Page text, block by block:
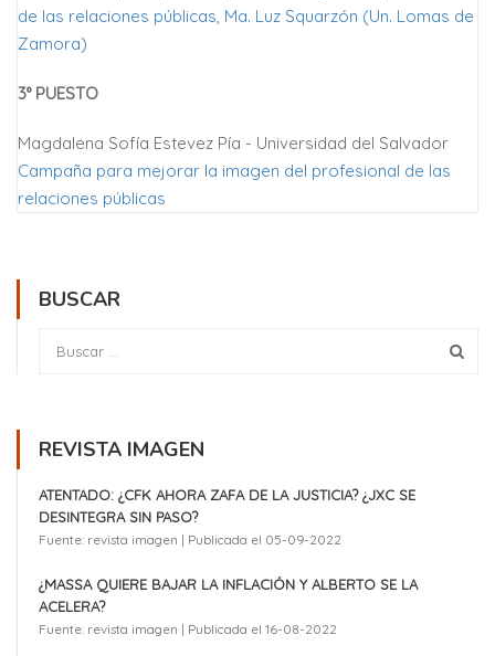
de las relaciones públicas, Ma. Luz Squarzón (Un. Lomas de
Zamora)
3° PUESTO
Magdalena Sofía Estevez Pía - Universidad del Salvador
Campaña para mejorar la imagen del profesional de las
relaciones públicas
BUSCAR
REVISTA IMAGEN
ATENTADO: ¿CFK AHORA ZAFA DE LA JUSTICIA? ¿JXC SE
DESINTEGRA SIN PASO?
Fuente: revista imagen Publicada el 05-09-2022
¿MASSA QUIERE BAJAR LA INFLACIÓN Y ALBERTO SE LA
ACELERA?
Fuente: revista imagen Publicada el 16-08-2022